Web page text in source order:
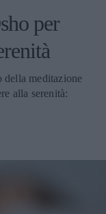
per
della meditazione
alla serenità: